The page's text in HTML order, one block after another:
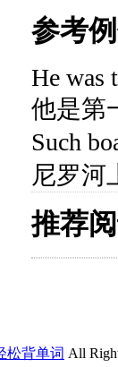
参考
He was
他是第
Such
尼罗河
推荐
松背单词 All